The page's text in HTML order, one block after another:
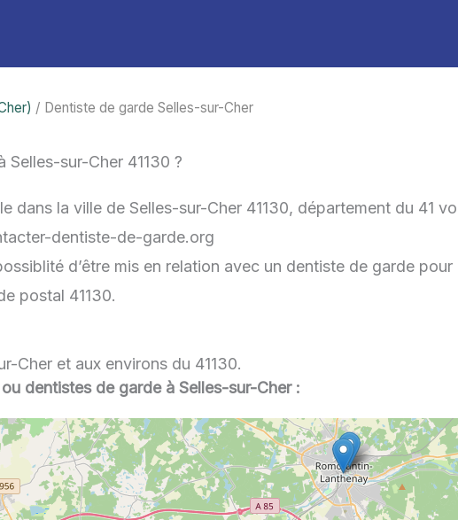
/ Dentiste de garde Selles-sur-Cher
sur-Cher 41130 ?
dans la ville de Selles-sur-Cher 41130, département du 41
dentiste-de-garde.org
d’être mis en relation avec un dentiste de garde
postal 41130.
Cher et aux environs du 41130.
dentistes de garde à Selles-sur-Cher :